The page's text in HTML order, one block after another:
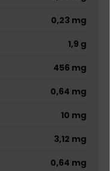
0,23 mg
1,9 g
456 mg
0,64 mg
10 mg
3,12 mg
0,64 mg